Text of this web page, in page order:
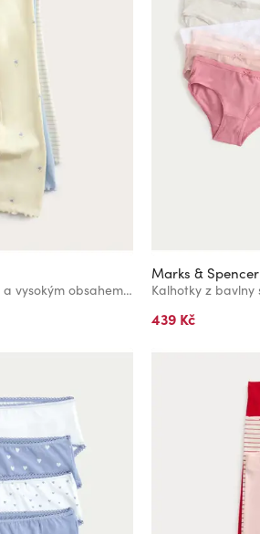
Květované legíny s proužky a vysokým obsahem bavlny, 3 ks (2–8 let) Marks & Spencer žlutá
Marks & Spencer
439 Kč